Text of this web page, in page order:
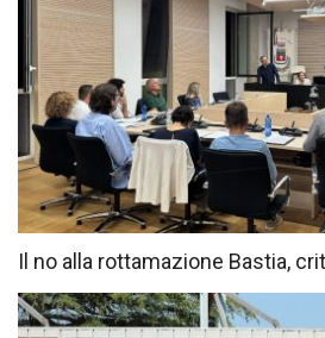
Il no alla rottamazione Bastia,